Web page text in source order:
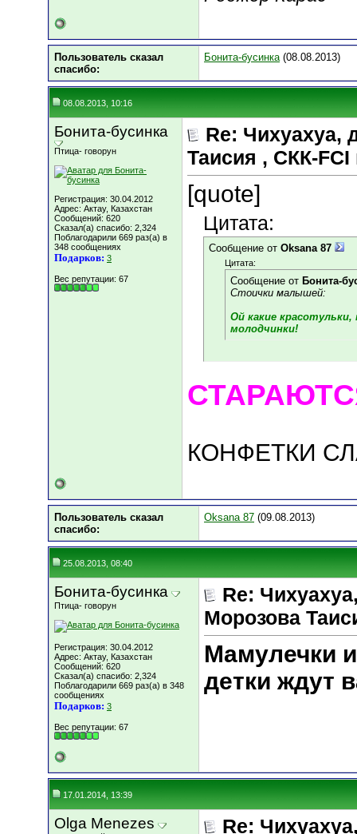
Пользователь сказал
cпасибо:
Бонита-бусинка(08.08.2013)
08.08.2013, 10:16
Бонита-бусинка
Птица- говорун
Регистрация: 30.04.2012
Адрес: Актау, Казахстан
Сообщений: 620
Сказал(а) спасибо: 2,324
Поблагодарили 669 раз(а) в
348 сообщениях
Подарков: 3
Вес репутации: 67
Re: Чихуахуа,
Таисия , СКК-FCI
[quote]
Цитата:
Сообщение от Oksana 87
Цитата:
Сообщение от Бонита-
Стоички малышей:
Ой какие
молодчинки!
КОНФЕТКИ
Пользователь сказал
cпасибо:
Oksana 87 (09.08.2013)
25.08.2013, 08:40
Бонита-бусинка
Птица- говорун
Регистрация: 30.04.2012
Адрес: Актау, Казахстан
Сообщений: 620
Сказал(а) спасибо: 2,324
Поблагодарили 669 раз(а) в 348
сообщениях
Подарков: 3
Вес репутации: 67
Re:
Морозова
Мамулечки
детки ждут
17.01.2014, 13:39
Olga Menezes Re: